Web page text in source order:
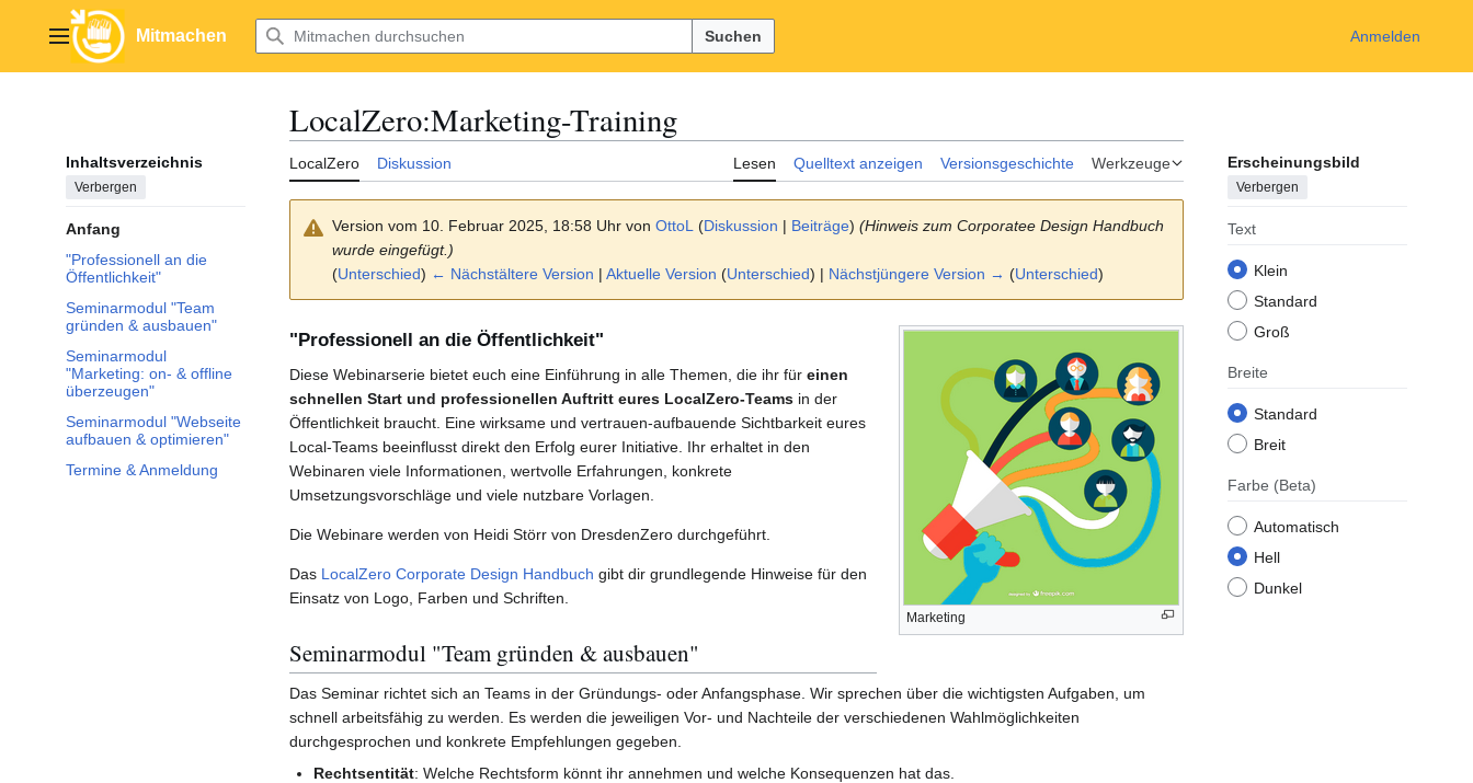
springenHauptmenüMitmachen Suchen Anmelden
Inhaltsverzeichnis
Verbergen
Anfang
"Professionell an die
Öffentlichkeit"
Seminarmodul "Team
gründen & ausbauen"
Seminarmodul
"Marketing: on- & offline
überzeugen"
Seminarmodul "Webseite
aufbauen & optimieren"
Termine & Anmeldung
LocalZero:Marketing-Training
LocalZero Diskussion Lesen Quelltext anzeigen Versionsgeschichte Werkzeuge Erscheinungsbild
Verbergen
Text
Klein
Standard
Groß
Breite
Standard
Breit
Farbe (Beta)
Automatisch
Hell
Dunkel
Version vom 10. Februar 2025, 18:58 Uhr von OttoL (Diskussion | Beiträge) (Hinweis zum Corporatee Design Handbuch
wurde eingefügt.)
(Unterschied) ← Nächstältere Version | Aktuelle Version (Unterschied) | Nächstjüngere Version → (Unterschied)
Marketing
"Professionell an die Öffentlichkeit"
Diese Webinarserie bietet euch eine Einführung in alle Themen, die ihr für einen
schnellen Start und professionellen Auftritt eures LocalZero-Teams in der
Öffentlichkeit braucht. Eine wirksame und vertrauen-aufbauende Sichtbarkeit eures
Local-Teams beeinflusst direkt den Erfolg eurer Initiative. Ihr erhaltet in den
Webinaren viele Informationen, wertvolle Erfahrungen, konkrete
Umsetzungsvorschläge und viele nutzbare Vorlagen.
Die Webinare werden von Heidi Störr von DresdenZero durchgeführt.
Das LocalZero Corporate Design Handbuch gibt dir grundlegende Hinweise für den
Einsatz von Logo, Farben und Schriften.
Seminarmodul "Team gründen & ausbauen"
Das Seminar richtet sich an Teams in der Gründungs- oder Anfangsphase. Wir sprechen über die wichtigsten Aufgaben, um
schnell arbeitsfähig zu werden. Es werden die jeweiligen Vor- und Nachteile der verschiedenen Wahlmöglichkeiten
durchgesprochen und konkrete Empfehlungen gegeben.
Rechtsentität: Welche Rechtsform könnt ihr annehmen und welche Konsequenzen hat das.